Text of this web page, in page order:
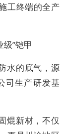
工终端的全产
”铠甲
水的底气，源
司生产研发基
焜新材，不仅